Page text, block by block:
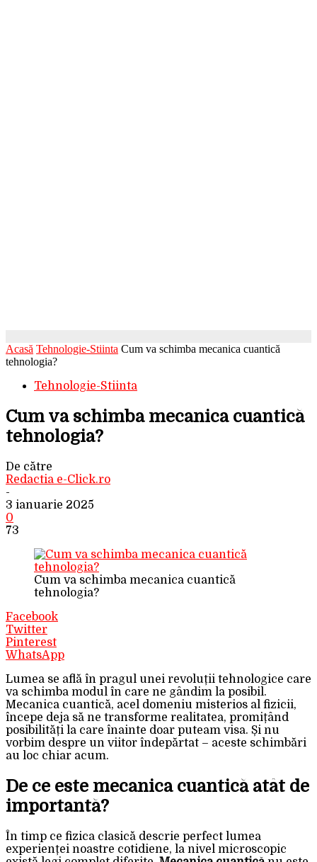
Acasă Tehnologie-Stiinta Cum va schimba mecanica cuantică
tehnologia?
Tehnologie-Stiinta
Cum va schimba mecanica cuantică
tehnologia?
De către
Redactia e-Click.ro
-
3 ianuarie 2025
0
73
Cum va schimba mecanica cuantică
tehnologia?
Facebook
Twitter
Pinterest
WhatsApp
Lumea se află în pragul unei revoluții tehnologice care
va schimba modul în care ne gândim la posibil.
Mecanica cuantică, acel domeniu misterios al fizicii,
începe deja să ne transforme realitatea, promițând
posibilități la care înainte doar puteam visa. Și nu
vorbim despre un viitor îndepărtat – aceste schimbări
au loc chiar acum.
De ce este mecanica cuantică atât de
importantă?
În timp ce fizica clasică descrie perfect lumea
experienței noastre cotidiene, la nivel microscopic